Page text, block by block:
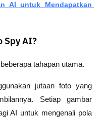
AI untuk Mendapatkan
Spy AI?
tahapan utama.
jutaan foto yang
Setiap gambar
AI untuk mengenali pola